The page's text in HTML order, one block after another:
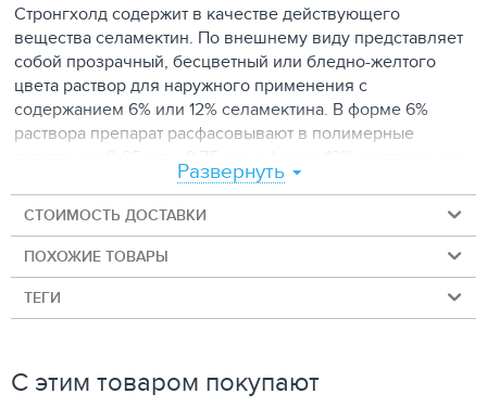
Стронгхолд содержит в качестве действующего
вещества селамектин. По внешнему виду представляет
собой прозрачный, бесцветный или бледно-желтого
цвета раствор для наружного применения с
содержанием 6% или 12% селамектина. В форме 6%
раствора препарат расфасовывают в полимерные
0,25 мл, 0,5 мл, 1,0 мл и 2,0 мл. Упаковывают по 3
пипетки в блистеры, которые вкладывают в картонные
коробки.
ФАРМАКОЛОГИЧЕСКИЕ СВОЙСТВА
Селамектин обладает широким спектром системного
противопаразитарного действия на нематод, насекомых
кошек. Стронгхолд губительно действует на личинки
круглых гельминтов, а также обладает овоцидными
Развернуть
СТОИМОСТЬ ДОСТАВКИ
ПОХОЖИЕ ТОВАРЫ
ТЕГИ
С этим товаром покупают